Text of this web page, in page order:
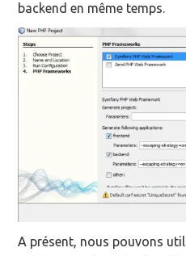
backend en même temps.
A présent, nous pouvons